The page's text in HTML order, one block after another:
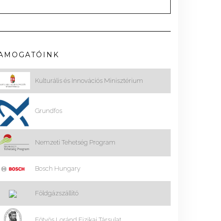
Kulturális és Innovációs Minisztérium
Grundfos
Nemzeti Tehetség Program
Bosch Hungary
Földgázszállító